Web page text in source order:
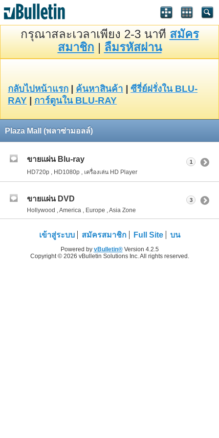
กรุณาสละเวลาเพียง 2-3 นาที สมัคร
สมาชิก | ลืมรหัสผ่าน
กลับไปหน้าแรก ค้นหาสินค้า
ซีรี่ย์ฝรั่งใน BLU-
RAY
การ์ตูนใน BLU-RAY
Plaza Mall (พลาซ่ามอลล์)
ขายแผ่น Blu-ray
HD720p , HD1080p , เครื่องเล่น HD Player
1
ขายแผ่น DVD
Hollywood , America , Europe , Asia Zone
3
เข้าสู่ระบบ สมัครสมาชิก Full Site บน
Powered by vBulletin®Version 4.2.5
Copyright © 2026 vBulletin Solutions Inc. All rights reserved.